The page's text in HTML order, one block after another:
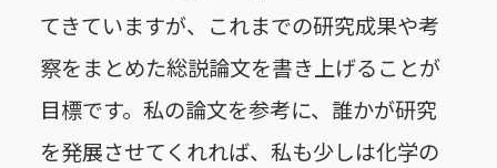
てきていますが、これまでの研究成果や考
察をまとめた総説論文を書き上げることが
目標です。私の論文を参考に、誰かが研究
を発展させてくれれば、私も少しは化学の